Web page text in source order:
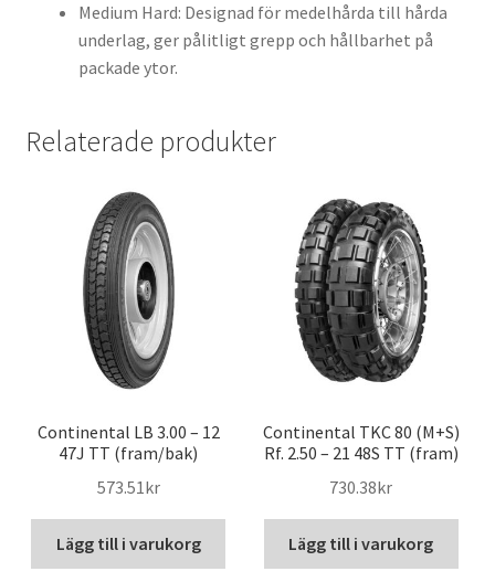
Medium Hard: Designad för medelhårda till hårda
underlag, ger pålitligt grepp och hållbarhet på
packade ytor.
Relaterade produkter
Continental LB 3.00 – 12
47J TT (fram/bak)
573.51kr
Lägg till i varukorg
Continental TKC 80 (M+S)
Rf. 2.50 – 21 48S TT (fram)
730.38kr
Lägg till i varukorg